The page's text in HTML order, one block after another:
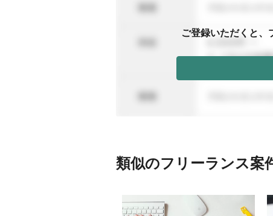
ご登録いただくと、
類似のフリーランス案